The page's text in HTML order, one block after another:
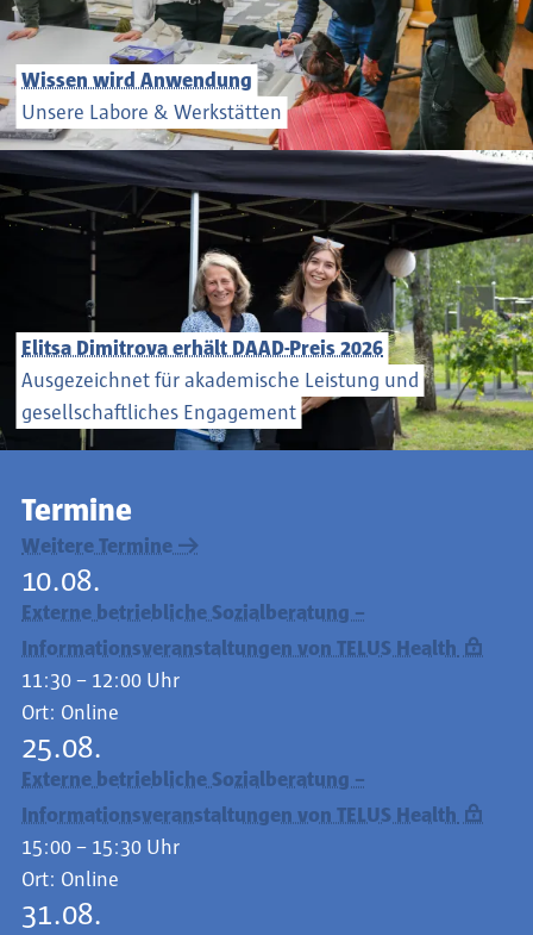
Wissen wird Anwendung
Unsere Labore & Werkstätten
Elitsa Dimitrova erhält DAAD-Preis 2026
Ausgezeichnet für akademische Leistung und
gesellschaftliches Engagement
Termine
Weitere Termine
10.08.
Externe betriebliche Sozialberatung –
Informationsveranstaltungen von TELUS Health
11:30 – 12:00 Uhr
Ort: Online
25.08.
Externe betriebliche Sozialberatung –
Informationsveranstaltungen von TELUS Health
15:00 – 15:30 Uhr
Ort: Online
31.08.